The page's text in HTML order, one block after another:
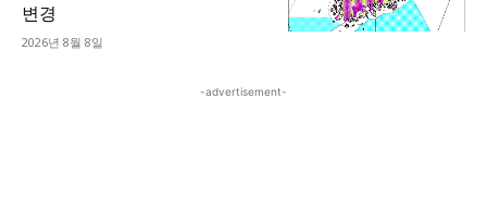
변경
2026년 8월 8일
-advertisement-